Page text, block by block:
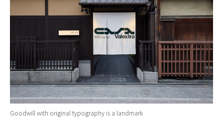
Goodwill with original typography is a landmark